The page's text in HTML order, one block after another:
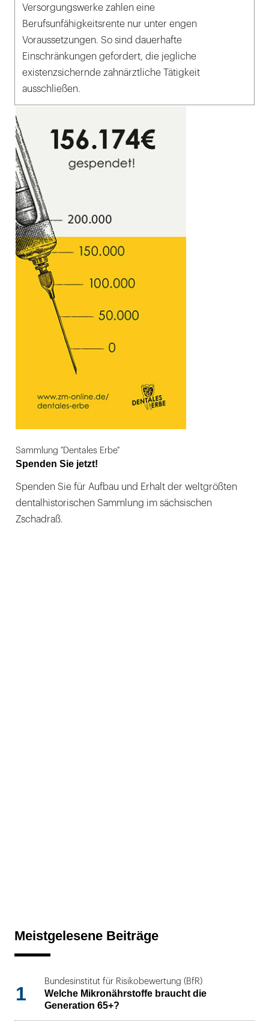
Versorgungswerke zahlen eine
Berufsunfähigkeitsrente nur unter engen
Voraussetzungen. So sind dauerhafte
Einschränkungen gefordert, die jegliche
existenzsichernde zahnärztliche Tätigkeit
ausschließen.
Sammlung "Dentales Erbe"
Spenden Sie jetzt!
Spenden Sie für Aufbau und Erhalt der weltgrößten
dentalhistorischen Sammlung im sächsischen
Zschadraß.
Meistgelesene Beiträge
1
Bundesinstitut für Risikobewertung (BfR)
Welche Mikronährstoffe braucht die
Generation 65+?